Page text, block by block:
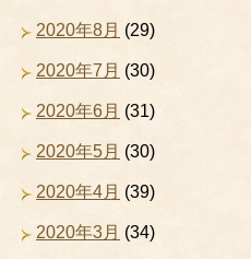
2020年8月 (29)
2020年7月 (30)
2020年6月 (31)
2020年5月 (30)
2020年4月 (39)
2020年3月 (34)